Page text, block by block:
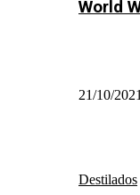
World
21/10/2021
Destilados